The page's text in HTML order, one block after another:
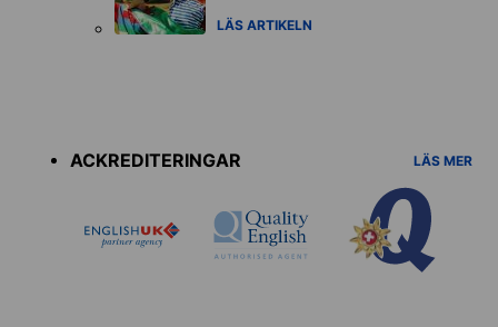
LÄS ARTIKELN
ACKREDITERINGAR
LÄS MER